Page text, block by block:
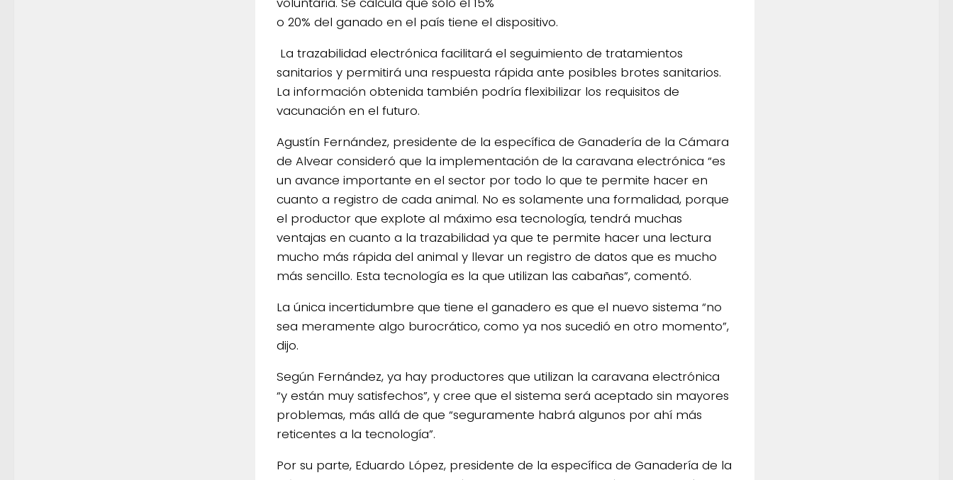
o 20% del ganado en el país tiene el dispositivo.
La trazabilidad electrónica facilitará el seguimiento de tratamientos
sanitarios y permitirá una respuesta rápida ante posibles brotes sanitarios.
La información obtenida también podría flexibilizar los requisitos de
vacunación en el futuro.
Agustín Fernández, presidente de la específica de Ganadería de la Cámara
de Alvear consideró que la implementación de la caravana electrónica “es
un avance importante en el sector por todo lo que te permite hacer en
cuanto a registro de cada animal. No es solamente una formalidad, porque
el productor que explote al máximo esa tecnología, tendrá muchas
ventajas en cuanto a la trazabilidad ya que te permite hacer una lectura
mucho más rápida del animal y llevar un registro de datos que es mucho
más sencillo. Esta tecnología es la que utilizan las cabañas”, comentó.
La única incertidumbre que tiene el ganadero es que el nuevo sistema “no
sea meramente algo burocrático, como ya nos sucedió en otro momento”,
dijo.
Según Fernández, ya hay productores que utilizan la caravana electrónica
“y están muy satisfechos”, y cree que el sistema será aceptado sin mayores
problemas, más allá de que “seguramente habrá algunos por ahí más
reticentes a la tecnología”.
Por su parte, Eduardo López, presidente de la específica de Ganadería de la